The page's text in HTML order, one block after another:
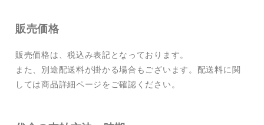
販売価格
販売価格は、税込み表記となっております。
また、別途配送料が掛かる場合もございます。配送料に関
しては商品詳細ページをご確認ください。